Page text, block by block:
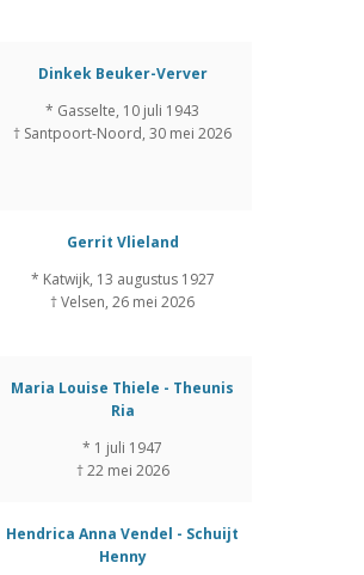
Dinkek Beuker-Verver
* Gasselte, 10 juli 1943
† Santpoort-Noord, 30 mei 2026
Gerrit Vlieland
* Katwijk, 13 augustus 1927
† Velsen, 26 mei 2026
Maria Louise Thiele - Theunis
Ria
* 1 juli 1947
† 22 mei 2026
Hendrica Anna Vendel - Schuijt
Henny